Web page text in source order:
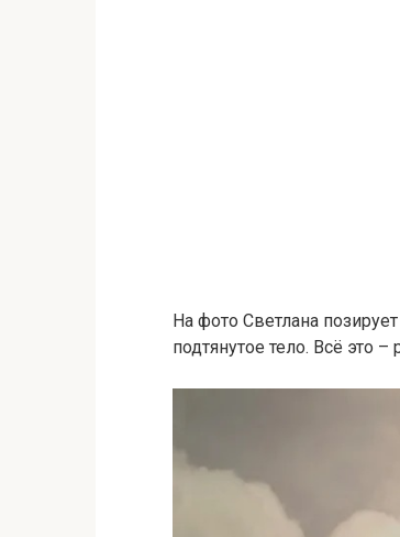
На фото Светлана
подтянутое тело. Всё это